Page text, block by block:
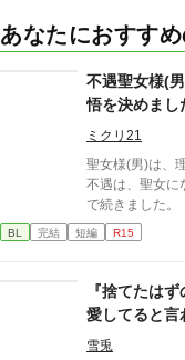
あなたにおすす
不遇聖女様(
悟を決めまし
ミクリ21
聖女様(男)は、
不遇は、聖女に
で続きました。
捨てるようです
5歳だから。 聖
BL 完結 短編 R15
『捨てたは
愛してると言
雪兎